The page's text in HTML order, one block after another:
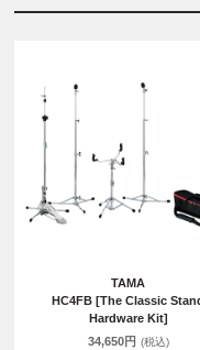
TAMA
HC4FB [The Classic
Hardware Kit]
34,650円 (税込)